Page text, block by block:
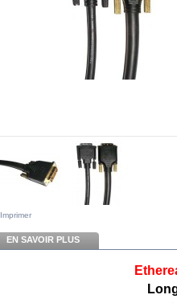
Imprimer
EN SAVOIR PLUS